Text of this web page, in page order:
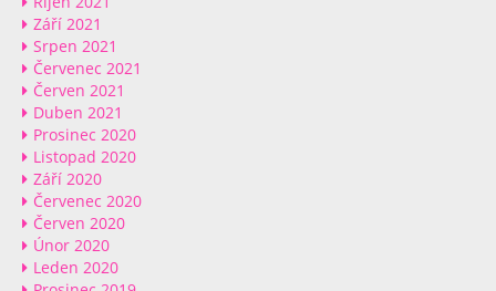
Září 2021
Srpen 2021
Červenec 2021
Červen 2021
Duben 2021
Prosinec 2020
Listopad 2020
Září 2020
Červenec 2020
Červen 2020
Únor 2020
Leden 2020